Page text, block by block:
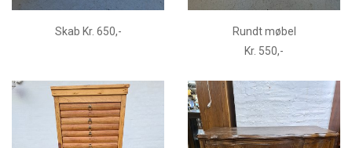
Skab Kr. 650,-
Rundt møbel
Kr. 550,-